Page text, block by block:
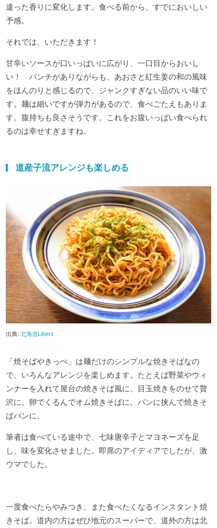
違った香りに変化します。食べる前から、すでにおいしい
予感。
それでは、いただきます！
甘辛いソースが口いっぱいに広がり、一口目からおいし
い！ パンチがありながらも、あおさと紅生姜の和の風味
をほんのりと感じるので、ジャンクすぎない品のいい味で
す。麺は細いですが弾力があるので、食べごたえもありま
す。腹持ちも良さそうです。これをお腹いっぱい食べられ
るのは幸せすぎますね。
道産子流アレンジも楽しめる
出典:北海道Likers
「焼そばやきっぺ」は麺だけのシンプルな焼きそばなの
で、いろんなアレンジを楽しめます。たとえば野菜やウィ
ンナーを入れて屋台の焼きそば風に。目玉焼きをのせて贅
沢に。卵でくるんでオム焼きそばに。パンに挟んで焼きそ
ばパンに。
筆者は食べている途中で、七味唐辛子とマヨネーズを足
し、味を変化させました。即席のアイディアでしたが、激
ウマでした。
一度食べたらやみつき、また食べたくなるインスタント焼
きそば。道内の方はぜひ地元のスーパーで、道外の方は北